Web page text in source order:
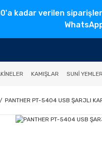
kadar verilen
KAMIŞLAR SUNI YEMLER
PANTHER PT-5404 USB ŞARJLI